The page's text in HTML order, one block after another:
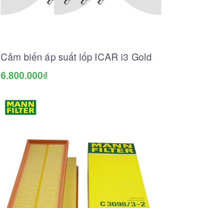
Cảm biến áp suất lốp ICAR i3 Gold
6.800.000₫